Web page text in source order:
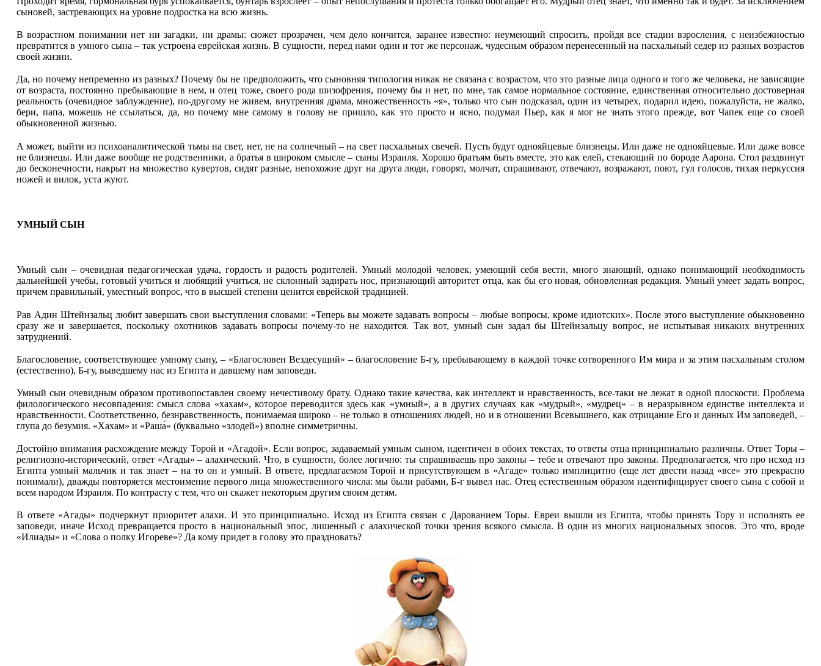
сыновей, застревающих на уровне подростка на всю жизнь.
В возрастном понимании нет ни загадки, ни драмы: сюжет прозрачен, чем дело кончится, заранее известно: неумеющий спросить, пройдя все стадии взросления, с неизбежностью
превратится в умного сына – так устроена еврейская жизнь. В сущности, перед нами один и тот же персонаж, чудесным образом перенесенный на пасхальный седер из разных возрастов
своей жизни.
Да, но почему непременно из разных? Почему бы не предположить, что сыновняя типология никак не связана с возрастом, что это разные лица одного и того же человека, не зависящие
от возраста, постоянно пребывающие в нем, и отец тоже, своего рода шизофрения, почему бы и нет, по мне, так самое нормальное состояние, единственная относительно достоверная
реальность (очевидное заблуждение), по-другому не живем, внутренняя драма, множественность «я», только что сын подсказал, один из четырех, подарил идею, пожалуйста, не жалко,
бери, папа, можешь не ссылаться, да, но почему мне самому в голову не пришло, как это просто и ясно, подумал Пьер, как я мог не знать этого прежде, вот Чапек еще со своей
обыкновенной жизнью.
А может, выйти из психоаналитической тьмы на свет, нет, не на солнечный – на свет пасхальных свечей. Пусть будут однояйцевые близнецы. Или даже не однояйцевые. Или даже вовсе
не близнецы. Или даже вообще не родственники, а братья в широком смысле – сыны Израиля. Хорошо братьям быть вместе, это как елей, стекающий по бороде Аарона. Стол раздвинут
до бесконечности, накрыт на множество кувертов, сидят разные, непохожие друг на друга люди, говорят, молчат, спрашивают, отвечают, возражают, поют, гул голосов, тихая перкуссия
ножей и вилок, уста жуют.
УМНЫЙ СЫН
Умный сын – очевидная педагогическая удача, гордость и радость родителей. Умный молодой человек, умеющий себя вести, много знающий, однако понимающий необходимость
дальнейшей учебы, готовый учиться и любящий учиться, не склонный задирать нос, признающий авторитет отца, как бы его новая, обновленная редакция. Умный умеет задать вопрос,
причем правильный, уместный вопрос, что в высшей степени ценится еврейской традицией.
Рав Адин Штейнзальц любит завершать свои выступления словами: «Теперь вы можете задавать вопросы – любые вопросы, кроме идиотских». После этого выступление обыкновенно
сразу же и завершается, поскольку охотников задавать вопросы почему-то не находится. Так вот, умный сын задал бы Штейнзальцу вопрос, не испытывая никаких внутренних
затруднений.
Благословение, соответствующее умному сыну, – «Благословен Вездесущий» – благословение Б‑гу, пребывающему в каждой точке сотворенного Им мира и за этим пасхальным столом
(естественно), Б‑гу, выведшему нас из Египта и давшему нам заповеди.
Умный сын очевидным образом противопоставлен своему нечестивому брату. Однако такие качества, как интеллект и нравственность, все-таки не лежат в одной плоскости. Проблема
филологического несовпадения: смысл слова «хахам», которое переводится здесь как «умный», а в других случаях как «мудрый», «мудрец» – в неразрывном единстве интеллекта и
нравственности. Соответственно, безнравственность, понимаемая широко – не только в отношениях людей, но и в отношении Всевышнего, как отрицание Его и данных Им заповедей, –
глупа до безумия. «Хахам» и «Раша́» (буквально «злодей») вполне симметричны.
Достойно внимания расхождение между Торой и «Агадой». Если вопрос, задаваемый умным сыном, идентичен в обоих текстах, то ответы отца принципиально различны. Ответ Торы –
религиозно-исторический, ответ «Агады» – алахический. Что, в сущности, более логично: ты спрашиваешь про законы – тебе и отвечают про законы. Предполагается, что про исход из
Египта умный мальчик и так знает – на то он и умный. В ответе, предлагаемом Торой и присутствующем в «Агаде» только имплицитно (еще лет двести назад «все» это прекрасно
понимали), дважды повторяется местоимение первого лица множественного числа: мы были рабами, Б‑г вывел нас. Отец естественным образом идентифицирует своего сына с собой и
всем народом Израиля. По контрасту с тем, что он скажет некоторым другим своим детям.
В ответе «Агады» подчеркнут приоритет алахи. И это принципиально. Исход из Египта связан с Дарованием Торы. Евреи вышли из Египта, чтобы принять Тору и исполнять ее
заповеди, иначе Исход превращается просто в национальный эпос, лишенный с алахической точки зрения всякого смысла. В один из многих национальных эпосов. Это что, вроде
«Илиады» и «Слова о полку Игореве»? Да кому придет в голову это праздновать?